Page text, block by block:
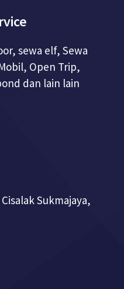
sewa elf, Sewa
Open Trip,
dan lain lain
Sukmajaya,